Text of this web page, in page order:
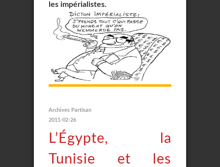
les impérialistes.
Archives Partisan
2011-02-26
L’Égypte, la
Tunisie et les